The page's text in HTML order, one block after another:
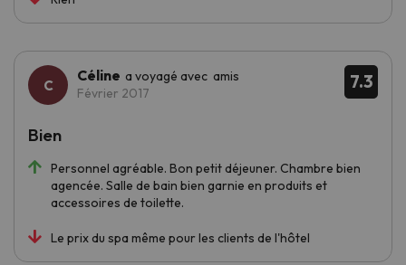
7.3
Céline a voyagé avec amis
Février 2017
Personnel agréable. Bon petit déjeuner. Chambre bien
agencée. Salle de bain bien garnie en produits et
accessoires de toilette.
Le prix du spa même pour les clients de l'hôtel
Bien